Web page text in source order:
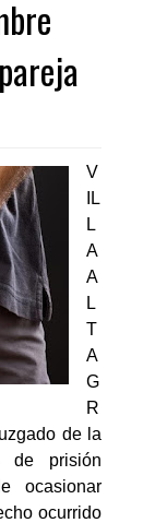
V
IL
L
A
A
L
T
A
G
R
de la
de prisión
ocasionar
ocurrido